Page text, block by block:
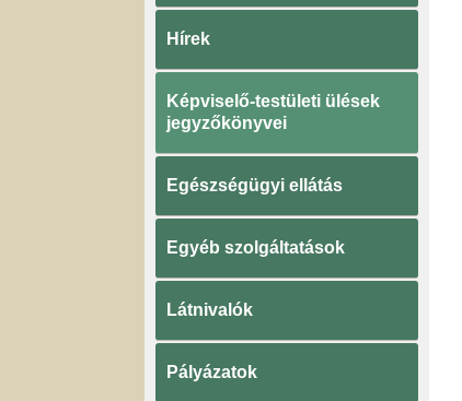
Hírek
Képviselő-testületi ülések
jegyzőkönyvei
Egészségügyi ellátás
Egyéb szolgáltatások
Látnivalók
Pályázatok